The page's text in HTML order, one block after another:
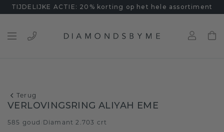
TIJDELIJKE ACTIE: 20% korting op het hele assortiment
Terug
VERLOVINGSRING ALIYAH EME
585 goud Diamant 2.703 crt